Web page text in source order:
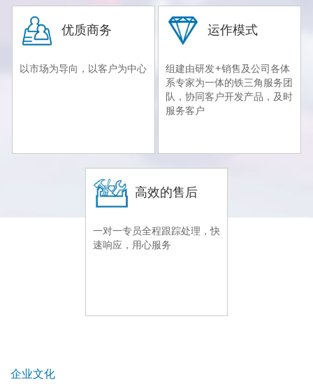
优质商务
以市场为导向，以客户为中心
运作模式
组建由研发+销售及公司各体
系专家为一体的铁三角服务团
队，协同客户开发产品，及时
服务客户
高效的售后
一对一专员全程跟踪处理，快
速响应，用心服务
企业文化